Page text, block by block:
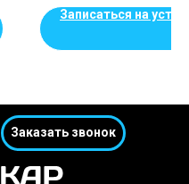
Записаться на
Заказать звонок